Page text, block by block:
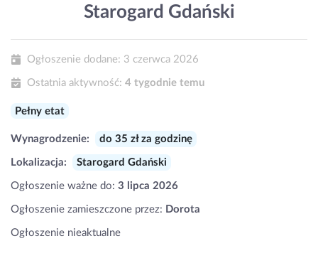
Starogard Gdański
Ogłoszenie dodane: 3 czerwca 2026
Ostatnia aktywność: 4 tygodnie temu
Pełny etat
Wynagrodzenie: do 35 zł za godzinę
Lokalizacja: Starogard Gdański
Ogłoszenie ważne do: 3 lipca 2026
Ogłoszenie zamieszczone przez: Dorota
Ogłoszenie nieaktualne